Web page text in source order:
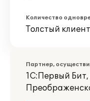
Количество
Толстый
Партнер,
1С:Первый